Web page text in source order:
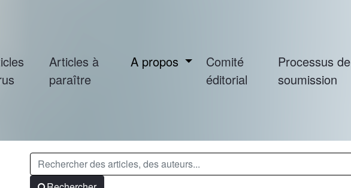
Articles à
paraître
A propos
Comité
éditorial
Processus de
soumission